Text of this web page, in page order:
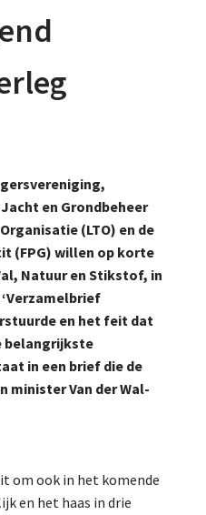
en Grondbeheer
(LTO) en de
(FPG) willen op korte
Natuur en Stikstof, in
en het feit dat
belangrijkste
in een brief die de
minister Van der Wal-
om ook in het komende
en het haas in drie
Lidmaatschap
Dossiers
De Landeigenaar
Contact